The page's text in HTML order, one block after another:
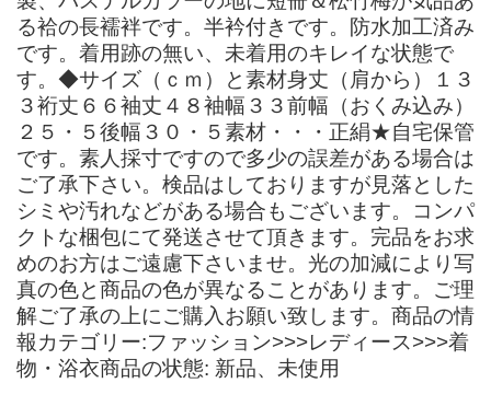
る袷の長襦袢です。半衿付きです。防水加工済み
です。着用跡の無い、未着用のキレイな状態で
す。◆サイズ（ｃｍ）と素材身丈（肩から）１３
３裄丈６６袖丈４８袖幅３３前幅（おくみ込み）
２５・５後幅３０・５素材・・・正絹★自宅保管
です。素人採寸ですので多少の誤差がある場合は
ご了承下さい。検品はしておりますが見落とした
シミや汚れなどがある場合もございます。コンパ
クトな梱包にて発送させて頂きます。完品をお求
めのお方はご遠慮下さいませ。光の加減により写
真の色と商品の色が異なることがあります。ご理
解ご了承の上にご購入お願い致します。商品の情
報カテゴリー:ファッション>>>レディース>>>着
物・浴衣商品の状態: 新品、未使用